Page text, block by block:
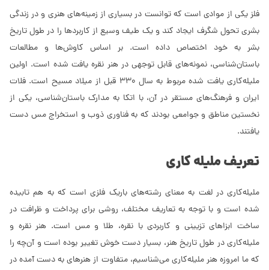
فلز یکی از موادی است که توانست در بسیاری از زمینه‌های هنری و در زندگی
بشری تحول شگرف ایجاد کند و یک طیف وسیع از کاربردها را در طول تاریخ
بشر به خود اختصاص داده است. بر اساس کاوش‌ها و مطالعات
باستان‌شناسی، نمونه‌های قابل توجهی در هنر نقره یافت شده است. اولین
ملیله‌کاری یافت شده مربوط به سال‌ 330 قبل از میلاد مسیح است. فلات
ایران و فرهنگ‌های مستقر در آن، با اتکا به مدارک باستان‌شناسی، یکی از
نخستین مناطق و جوامعی بودند که به فناوری ذوب و استخراج مس دست
یافتند.
تعریف ملیله کاری
ملیله‌کاری در لغت به معنای رشته‌های باریک فلزی است که به هم تابیده
شده است و با توجه به تعاریف مختلف، روشی برای پرداخت و ظرافت در
ساخت ابزاهای تزیینی و کاربردی با نقره، طلا و مس است. هنر نقره و
ملیله‌کاری در طول تاریخ هنر، بسیار دست خوش تغییر بوده است و آن‌چه را
که ما امروزه هنر ملیله‌کاری می‌شناسیم، متفاوت از هنرهای به دست آمده در